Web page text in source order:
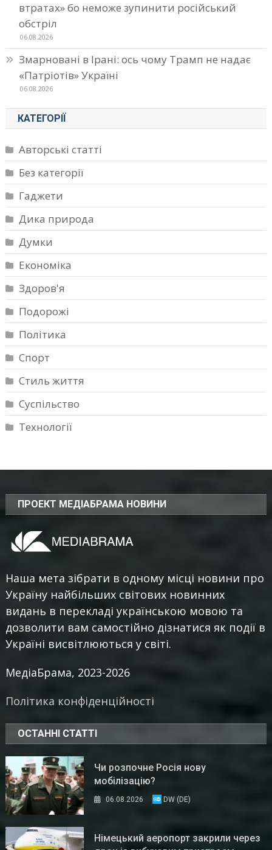
втратах» бо неможе зупинити російський
обстріл
06.08.2026
Змарновані в Ірані: ось чому Трамп не надає
«Патріотів» Україні
06.08.2026
КАТЕГОРІЇ
Авторські статті
Без категорії
Гаджети
Дика природа
Думки
Економіка
Здоров'я
Подорожі
Політика
Спорт
Стиль життя
Суспільство
Технології
ПРОЕКТ МЕДІАБРАМА НОВИНИ
Наша мета зібрати в одному місці новини про
Україну найбільших світових новинних
видань в перекладі українською мовою та
дозволити вам самостійно дізнатися як події в
Україні висвітлюються у світі.
МедіаБрама, 2023-2026
Політика конфіденційності
ОСТАННІ СТАТТІ
Чи розпочне Росія нову
мобілізацію?
06.08.2026 DW (DE)
Німецький аеропорт закрили через